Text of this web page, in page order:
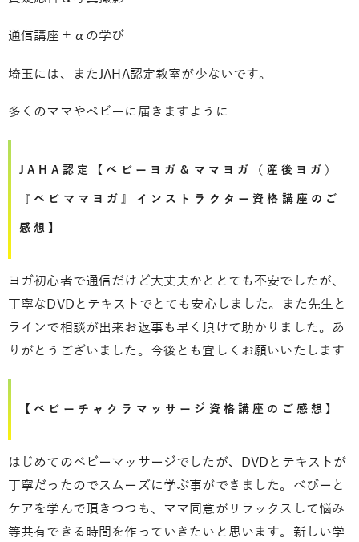
通信講座＋αの学び
埼玉には、またJAHA認定教室が少ないです。
多くのママやベビーに届きますように
JAHA認定【ベビーヨガ＆ママヨガ（産後ヨガ）
『ベビママヨガ』インストラクター資格講座のご
感想】
ヨガ初心者で通信だけど大丈夫かととても不安でしたが、
丁寧なDVDとテキストでとても安心しました。また先生と
ラインで相談が出来お返事も早く頂けて助かりました。あ
りがとうございました。今後とも宜しくお願いいたします
【ベビーチャクラマッサージ資格講座のご感想】
はじめてのベビーマッサージでしたが、DVDとテキストが
丁寧だったのでスムーズに学ぶ事ができました。べびーと
ケアを学んで頂きつつも、ママ同意がリラックスして悩み
等共有できる時間を作っていきたいと思います。新しい学